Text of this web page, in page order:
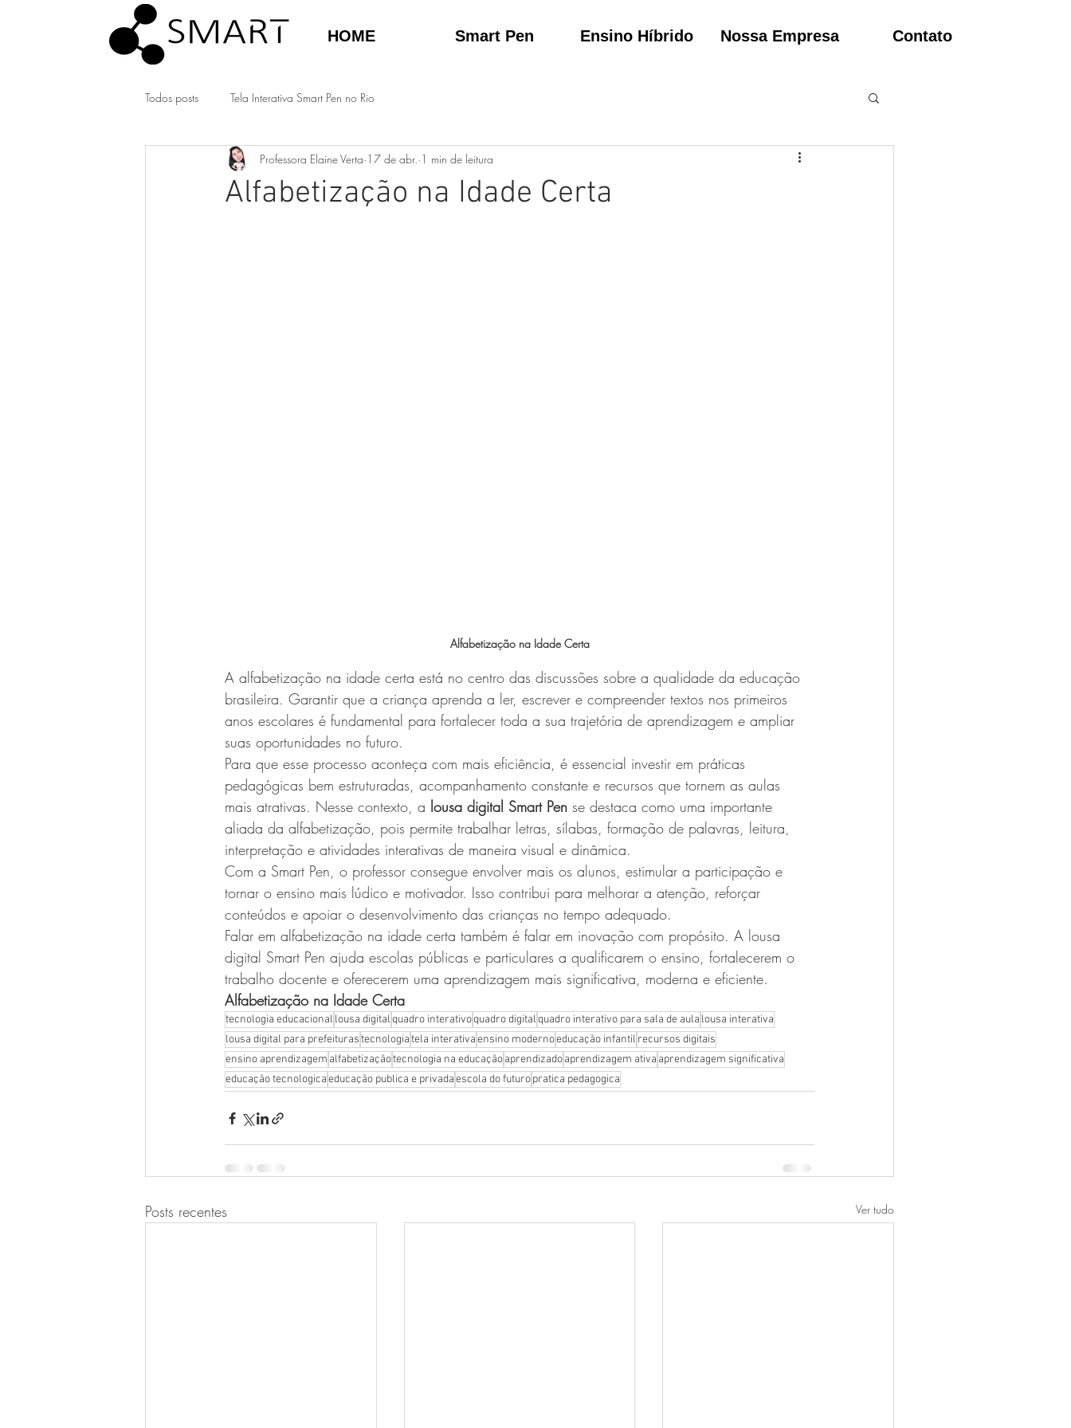
HOME Smart Pen Ensino Híbrido Nossa Empresa Contato
Todos posts Tela Interativa Smart Pen no Rio
Alfabetização na Idade Certa
Professora Elaine Verta 17 de abr. 1 min de leitura
Alfabetização na Idade Certa
A alfabetização na idade certa está no centro das discussões sobre a qualidade da educação
brasileira. Garantir que a criança aprenda a ler, escrever e compreender textos nos primeiros
anos escolares é fundamental para fortalecer toda a sua trajetória de aprendizagem e ampliar
suas oportunidades no futuro.
Para que esse processo aconteça com mais eficiência, é essencial investir em práticas
pedagógicas bem estruturadas, acompanhamento constante e recursos que tornem as aulas
mais atrativas. Nesse contexto, a lousa digital Smart Pen se destaca como uma importante
aliada da alfabetização, pois permite trabalhar letras, sílabas, formação de palavras, leitura,
interpretação e atividades interativas de maneira visual e dinâmica.
Com a Smart Pen, o professor consegue envolver mais os alunos, estimular a participação e
tornar o ensino mais lúdico e motivador. Isso contribui para melhorar a atenção, reforçar
conteúdos e apoiar o desenvolvimento das crianças no tempo adequado.
Falar em alfabetização na idade certa também é falar em inovação com propósito. A lousa
digital Smart Pen ajuda escolas públicas e particulares a qualificarem o ensino, fortalecerem o
trabalho docente e oferecerem uma aprendizagem mais significativa, moderna e eficiente.
Alfabetização na Idade Certa
tecnologia educacional lousa digitalquadro interativoquadro digitalquadro interativo para sala de aula lousa interativa
lousa digital para prefeiturastecnologiatela interativaensino modernoeducação infantil recursos digitais
ensino aprendizagem alfabetizaçãotecnologia na educaçãoaprendizadoaprendizagem ativa aprendizagem significativa
educação tecnologicaeducação publica e privadaescola do futuropratica pedagogica
Posts recentes Ver tudo